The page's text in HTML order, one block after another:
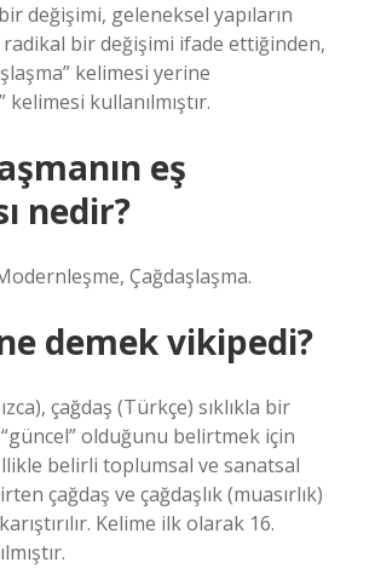
değişimi, geleneksel yapıların
bir değişimi ifade ettiğinden,
kelimesi yerine
kelimesi kullanılmıştır.
eş
nedir?
Çağdaşlaşma.
demek vikipedi?
çağdaş (Türkçe) sıklıkla bir
“güncel” olduğunu belirtmek için
belirli toplumsal ve sanatsal
çağdaş ve çağdaşlık (muasırlık)
Kelime ilk olarak 16.